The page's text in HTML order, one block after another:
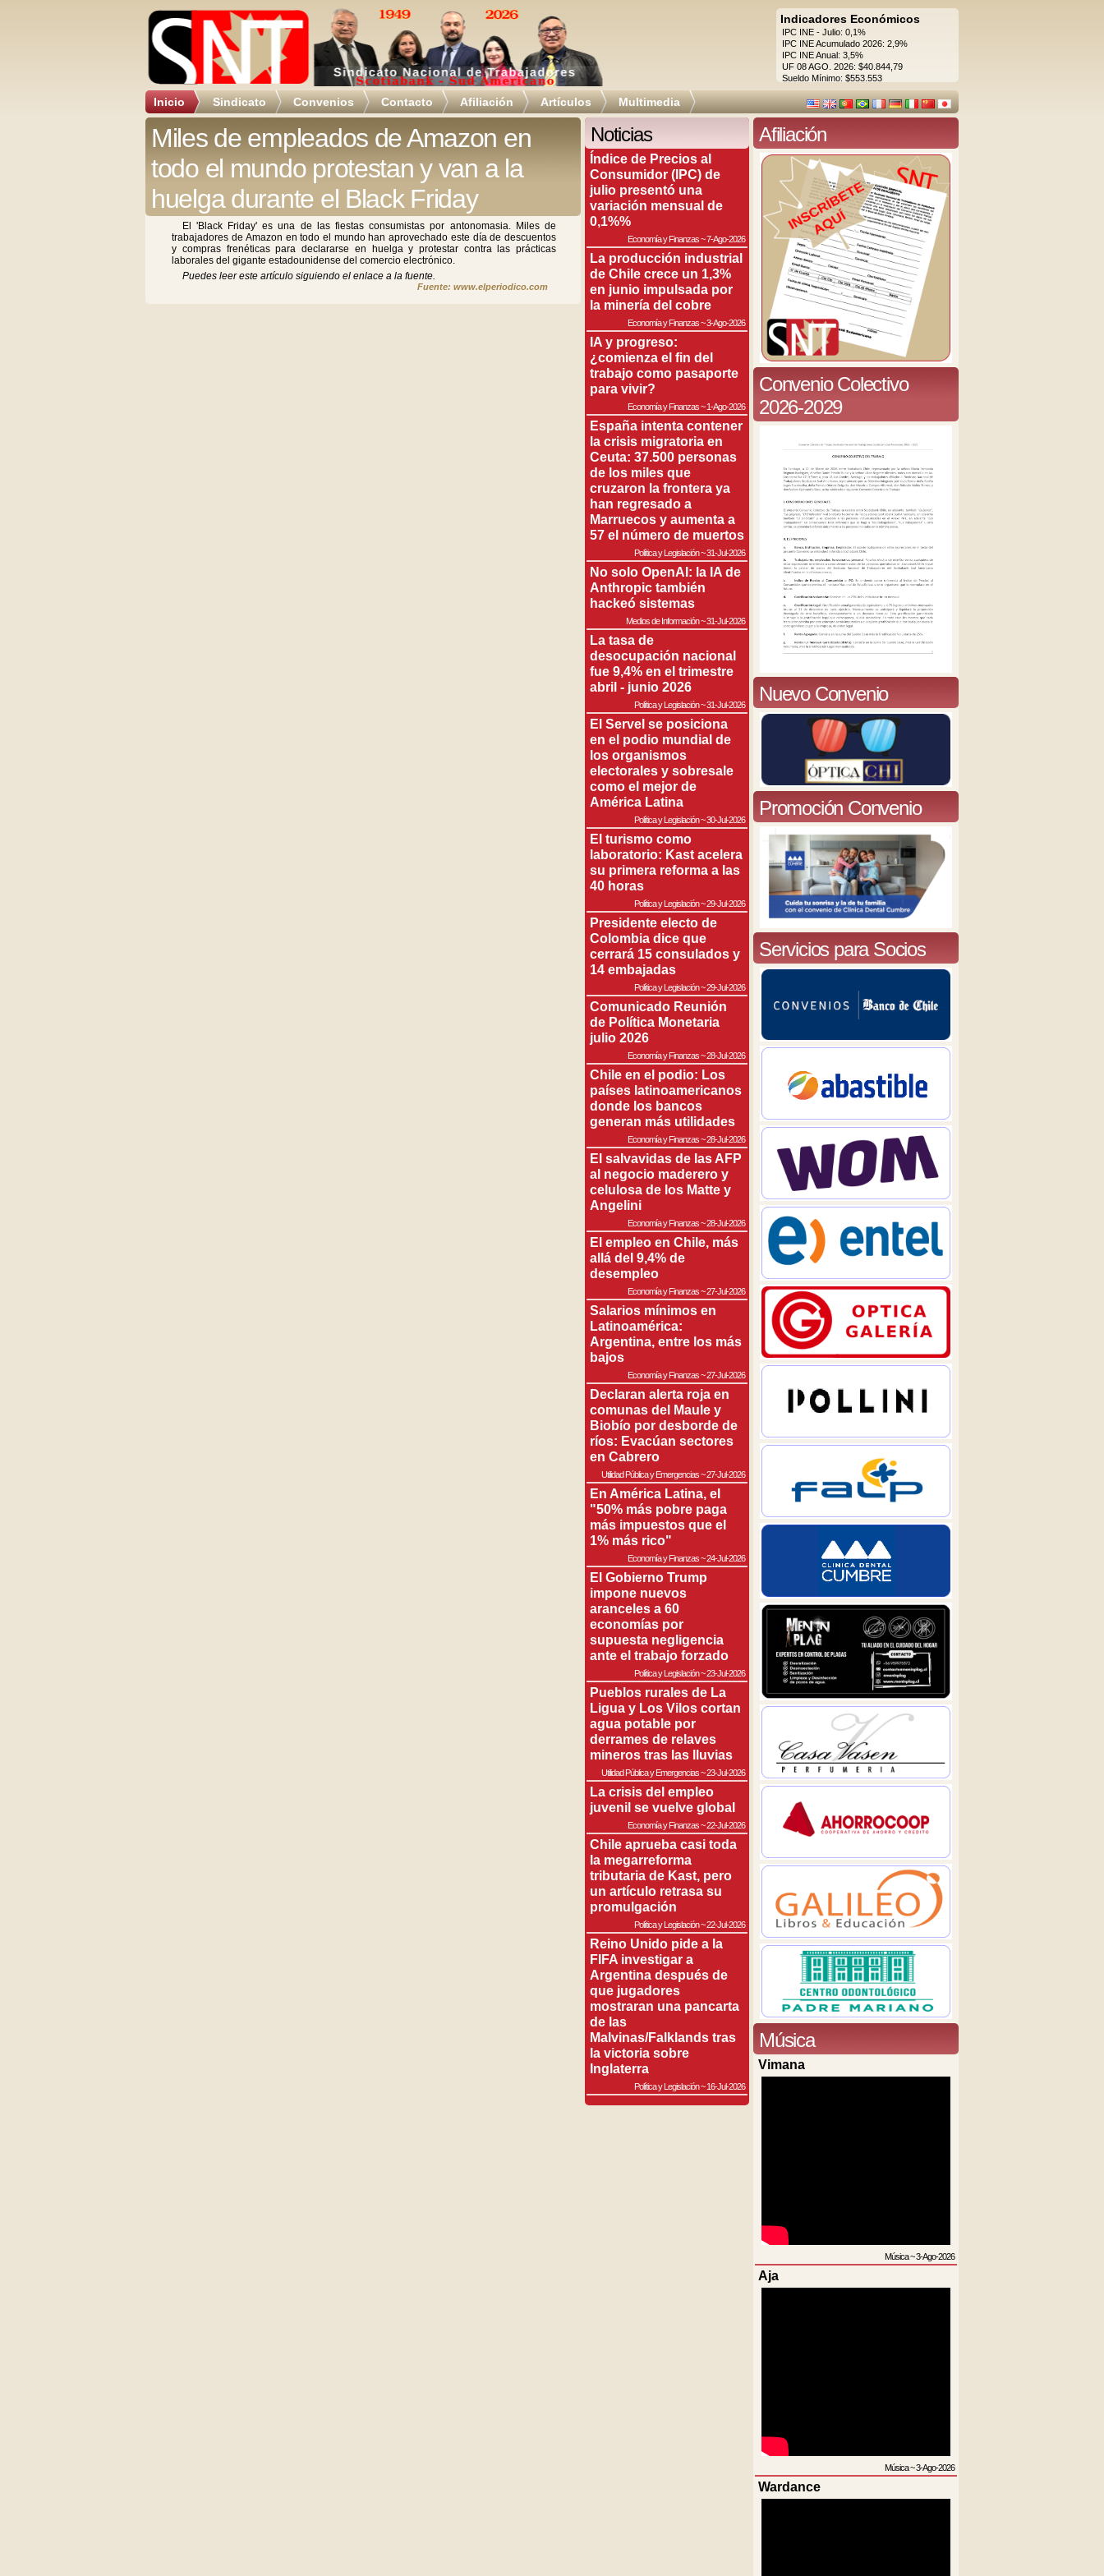
Indicadores Económicos
IPC INE - Julio: 0,1%
IPC INE Acumulado 2026: 2,9%
IPC INE Anual: 3,5%
UF 08 AGO. 2026: $40.844,79
Sueldo Mínimo: $553.553
Inicio Sindicato Convenios Contacto Afiliación Artículos Multimedia
Miles de empleados de Amazon en
todo el mundo protestan y van a la
huelga durante el Black Friday
El 'Black Friday' es una de las fiestas consumistas por antonomasia. Miles de
trabajadores de Amazon en todo el mundo han aprovechado este día de descuentos
y compras frenéticas para declararse en huelga y protestar contra las prácticas
laborales del gigante estadounidense del comercio electrónico.
Puedes leer este artículo siguiendo el enlace a la fuente.
Fuente: www.elperiodico.com
Noticias
Índice de Precios al
Consumidor (IPC) de
julio presentó una
variación mensual de
0,1%%
Economía y Finanzas~7-Ago-2026
La producción industrial
de Chile crece un 1,3%
en junio impulsada por
la minería del cobre
Economía y Finanzas~3-Ago-2026
IA y progreso:
¿comienza el fin del
trabajo como pasaporte
para vivir?
Economía y Finanzas~1-Ago-2026
España intenta contener
la crisis migratoria en
Ceuta: 37.500 personas
de los miles que
cruzaron la frontera ya
han regresado a
Marruecos y aumenta a
57 el número de muertos
Política y Legislación~31-Jul-2026
No solo OpenAI: la IA de
Anthropic también
hackeó sistemas
Medios de Información~31-Jul-2026
La tasa de
desocupación nacional
fue 9,4% en el trimestre
abril - junio 2026
Política y Legislación~31-Jul-2026
El Servel se posiciona
en el podio mundial de
los organismos
electorales y sobresale
como el mejor de
América Latina
Política y Legislación~30-Jul-2026
El turismo como
laboratorio: Kast acelera
su primera reforma a las
40 horas
Política y Legislación~29-Jul-2026
Presidente electo de
Colombia dice que
cerrará 15 consulados y
14 embajadas
Política y Legislación~29-Jul-2026
Comunicado Reunión
de Política Monetaria
julio 2026
Economía y Finanzas~28-Jul-2026
Chile en el podio: Los
países latinoamericanos
donde los bancos
generan más utilidades
Economía y Finanzas~28-Jul-2026
El salvavidas de las AFP
al negocio maderero y
celulosa de los Matte y
Angelini
Economía y Finanzas~28-Jul-2026
El empleo en Chile, más
allá del 9,4% de
desempleo
Economía y Finanzas~27-Jul-2026
Salarios mínimos en
Latinoamérica:
Argentina, entre los más
bajos
Economía y Finanzas~27-Jul-2026
Declaran alerta roja en
comunas del Maule y
Biobío por desborde de
ríos: Evacúan sectores
en Cabrero
Utilidad Pública y Emergencias~27-Jul-2026
En América Latina, el
"50% más pobre paga
más impuestos que el
1% más rico"
Economía y Finanzas~24-Jul-2026
El Gobierno Trump
impone nuevos
aranceles a 60
economías por
supuesta negligencia
ante el trabajo forzado
Política y Legislación~23-Jul-2026
Pueblos rurales de La
Ligua y Los Vilos cortan
agua potable por
derrames de relaves
mineros tras las lluvias
Utilidad Pública y Emergencias~23-Jul-2026
La crisis del empleo
juvenil se vuelve global
Economía y Finanzas~22-Jul-2026
Chile aprueba casi toda
la megarreforma
tributaria de Kast, pero
un artículo retrasa su
promulgación
Política y Legislación~22-Jul-2026
Reino Unido pide a la
FIFA investigar a
Argentina después de
que jugadores
mostraran una pancarta
de las
Malvinas/Falklands tras
la victoria sobre
Inglaterra
Política y Legislación~16-Jul-2026
Afiliación
Convenio Colectivo
2026-2029
Nuevo Convenio
Promoción Convenio
Servicios para Socios
Música
Vimana
Música~3-Ago-2026
Aja
Música~3-Ago-2026
Wardance